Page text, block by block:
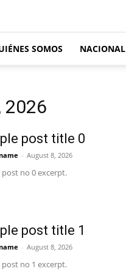
SOMOS NACIONAL
2026
post title 0
- August 8, 2026
post no 0 excerpt.
post title 1
- August 8, 2026
post no 1 excerpt.